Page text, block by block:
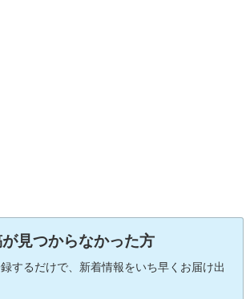
見つからなかった方
するだけで、新着情報をいち早くお届け出